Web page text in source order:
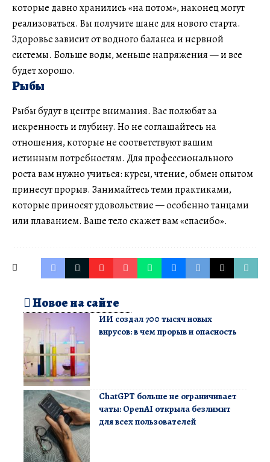
которые давно хранились «на потом», наконец могут
реализоваться. Вы получите шанс для нового старта.
Здоровье зависит от водного баланса и нервной
системы. Больше воды, меньше напряжения — и все
будет хорошо.
Рыбы
Рыбы будут в центре внимания. Вас полюбят за
искренность и глубину. Но не соглашайтесь на
отношения, которые не соответствуют вашим
истинным потребностям. Для профессионального
роста вам нужно учиться: курсы, чтение, обмен опытом
принесут прорыв. Занимайтесь теми практиками,
которые приносят удовольствие — особенно танцами
или плаванием. Ваше тело скажет вам «спасибо».
Новое на сайте
ИИ создал 700 тысяч новых
вирусов: в чем прорыв и опасность
ChatGPT больше не ограничивает
чаты: OpenAI открыла безлимит
для всех пользователей